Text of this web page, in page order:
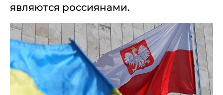
являются россиянами.